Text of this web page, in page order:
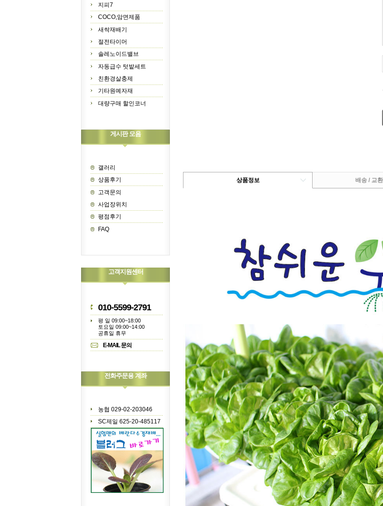
지피7
COCO,암면제품
새싹재배기
절전타이머
솔레노이드밸브
자동급수 텃밭세트
친환경살충제
기타원예자재
대량구매 할인코너
게시판 모음
갤러리
상품후기
고객문의
사업장위치
평점후기
FAQ
고객지원센터
010-5599-2791
평 일 09:00~18:00
토요일 09:00~14:00
공휴일 휴무
E-MAIL 문의
전화주문용 계좌
농협 029-02-203046
SC제일 625-20-485117
상품정보 배송 / 교